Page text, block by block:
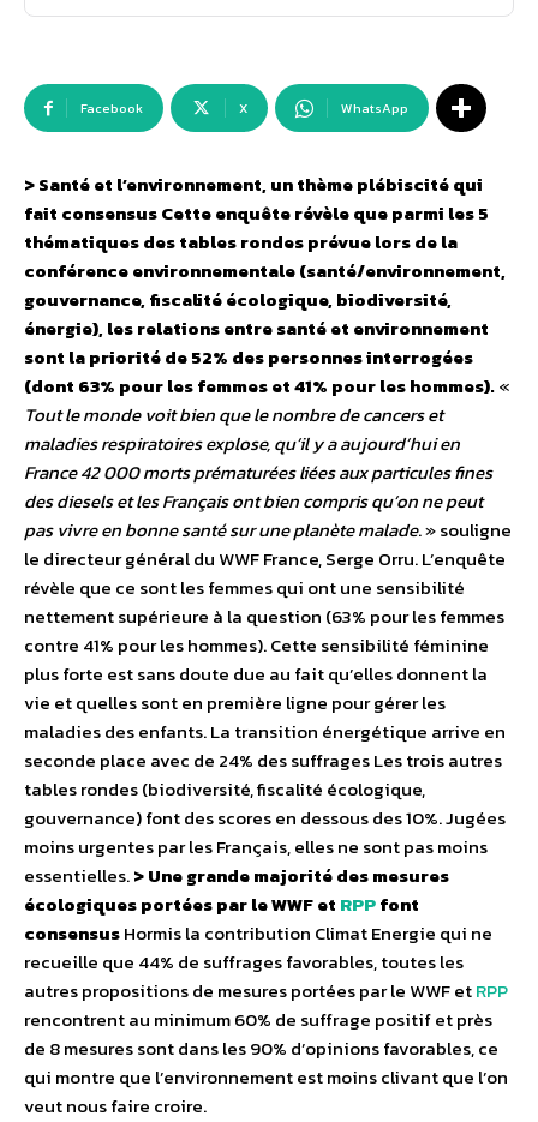
Facebook X WhatsApp
> Santé et l’environnement, un thème plébiscité qui
fait consensusCette enquête révèle que parmi les 5
thématiques des tables rondes prévue lors de la
conférence environnementale (santé/environnement,
gouvernance, fiscalité écologique, biodiversité,
énergie), les relations entre santé et environnement
sont la priorité de 52% des personnes interrogées
(dont 63% pour les femmes et 41% pour les hommes).«
Tout le monde voit bien que le nombre de cancers et
maladies respiratoires explose, qu’il y a aujourd’hui en
France 42 000 morts prématurées liées aux particules fines
des diesels et les Français ont bien compris qu’on ne peut
pas vivre en bonne santé sur une planète malade. » souligne
le directeur général du WWF France, Serge Orru. L’enquête
révèle que ce sont les femmes qui ont une sensibilité
nettement supérieure à la question (63% pour les femmes
contre 41% pour les hommes). Cette sensibilité féminine
plus forte est sans doute due au fait qu’elles donnent la
vie et quelles sont en première ligne pour gérer les
maladies des enfants. La transition énergétique arrive en
seconde place avec de 24% des suffrages Les trois autres
tables rondes (biodiversité, fiscalité écologique,
gouvernance) font des scores en dessous des 10%. Jugées
moins urgentes par les Français, elles ne sont pas moins
essentielles.> Une grande majorité des mesures
écologiques portées par le WWF et RPPfont
consensusHormis la contribution Climat Energie qui ne
recueille que 44% de suffrages favorables, toutes les
autres propositions de mesures portées par le WWF etRPP
rencontrent au minimum 60% de suffrage positif et près
de 8 mesures sont dans les 90% d’opinions favorables, ce
qui montre que l’environnement est moins clivant que l’on
veut nous faire croire.